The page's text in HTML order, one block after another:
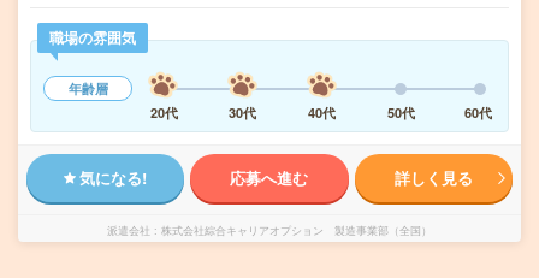
職場の雰囲気
年齢層
20代
30代 40代 50代 60代
気になる! 応募へ進む 詳しく見る
派遣会社 株式会社綜合キャリアオプション 製造事業部（全国）